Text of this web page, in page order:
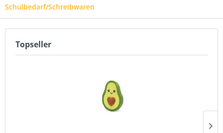
Schulbedarf/Schreibwaren
Topseller